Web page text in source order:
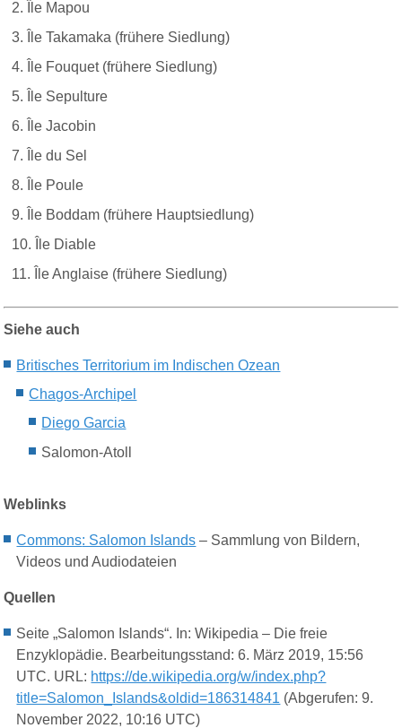
Île Mapou
Île Takamaka (frühere Siedlung)
Île Fouquet (frühere Siedlung)
Île Sepulture
Île Jacobin
Île du Sel
Île Poule
Île Boddam (frühere Hauptsiedlung)
Île Diable
Île Anglaise (frühere Siedlung)
Siehe auch
Britisches Territorium im Indischen Ozean
Chagos-Archipel
Diego Garcia
Salomon-Atoll
Weblinks
Commons: Salomon Islands – Sammlung von Bildern,
Videos und Audiodateien
Quellen
Seite „Salomon Islands“. In: Wikipedia – Die freie
Enzyklopädie. Bearbeitungsstand: 6. März 2019, 15:56
UTC. URL: https://de.wikipedia.org/w/index.php?
title=Salomon_Islands&oldid=186314841 (Abgerufen: 9.
November 2022, 10:16 UTC)